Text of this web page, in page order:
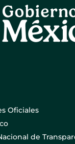
Oficiales
de